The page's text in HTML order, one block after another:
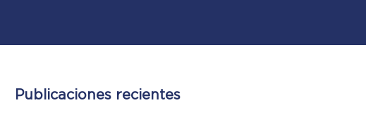
Publicaciones recientes